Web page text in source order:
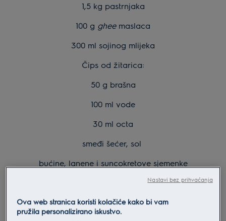
1,5 kg pastrnjaka
100 g ghee maslaca
300 ml sojinog mlijeka
Čips od žitarica:
50 g brašna
100 ml vode
30 ml octa
smeđi šećer, sol
bućine, lanene i suncokretove sjemenke
Ova web stranica koristi kolačiće kako bi vam
pružila personalizirano iskustvo.
Nastavi bez prihvaćanja